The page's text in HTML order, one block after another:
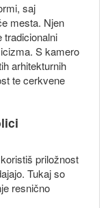
saj
mesta. Njen
tradicionalni
S kamero
arhitekturnih
te cerkvene
priložnost
Tukaj so
resnično